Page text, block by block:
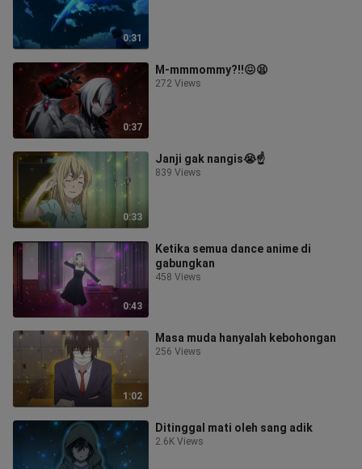
0:31
0:37
M-mmmommy?!!😖😫
272 Views
0:33
Janji gak nangis😭☝
839 Views
0:43
Ketika semua dance anime di
gabungkan
458 Views
1:02
Masa muda hanyalah kebohongan
256 Views
Ditinggal mati oleh sang adik
2.6K Views